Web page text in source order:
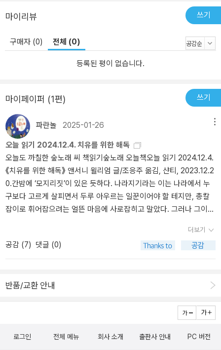
기업이 만들어낸 것이 아니다. 기계로 셀러리 주스를 많이 착즙한다
고 해서 주스 바에 엄청난 이익 사업이 되지도 않는다. 이러한 사업은
운영하기도 어렵고, 신선한 셀러리 주스는 확장이 쉽지도 않다. 셀러
리 주스가 이렇게 세상의 큰 사랑과 이목을 받는 이유는 (어떠한 욕심
에서 비롯된 것이 아니라) 명백한 결과에 있다”고 덧붙인다. 이러한
신이 직접 키를 쥐고 통제하며 이익을 만들어내려는 시도도 분명 있
을 수 있겠지만, 셀러리 주스에 첨가물을 넣거나 알약으로 제조하는
등의 시도는 의미 없다고 저자는 잘라 말한다. 왜냐하면 순수한 셀러
리 주스라야 효과가 있기 때문이다. 같은 측면에서, 추천문을 쓴 기네
스 팰트로Gwyneth Paltrow(배우)의 말은 새겨볼 만하다. “자가면역
질환 치료와 같이 앤서니가 집중하는 많은 일이 올바르고 진실하다고
느껴진다. 더 훌륭한 것은 그가 추천하는 프로토콜들이 자연스럽고
누구나 쉽게 따라할 수 있다는 점이다.” 어쩌면 누구나 쉽게 따라할
수 있는 자연스러운 것이어서, 또 너무나 흔한 채소여서 사람들은 오
히려 의심하는지도 모르겠다. 반면 그 때문에 효과를 경험한 사람들
은 더 기꺼이 나서서 자신의 경험을 나눠주는지도! “셀러리에 대한 고
정 관념과 셀러리 주스의 기원을 향한 의심의 마음, ‘얼핏 보기에 권위
있는’ 기관 등에 의해 체계적으로 검증과 승인을 거친 듯 보이는 것들
로 고통을 겪는 사람들뿐 아니라 그들을 치유하는 최일선의 의료인과
치유자들에게도 깊은 영감을 줄 것이다. 실제로 미국은 물론 세계 각
국의 수많은 의사들이 진료실에서 이 책을 비롯한 그의 ‘메디컬 미디
엄 시리즈’ 책들을 참고하고 있으며, 앤서니 자신도 이 책들이 출판되
마이리뷰 쓰기
구매자 (0) 전체 (0)
등록된 평이 없습니다.
마이페이퍼 (1편) 쓰기
파란놀 2025-01-26
오늘 읽기 2024.12.4. 치유를 위한 해독
오늘도 까칠한 숲노래 씨 책읽기숲노래 오늘책오늘 읽기 2024.12.4.
《치유를 위한 해독》 앤서니 윌리엄 글/조응주 옮김, 샨티, 2023.12.2
0.간밤에 ‘모지리짓’이 있은 듯하다. 나라지기라는 이는 나라에서 누
구보다 고르게 살피면서 두루 아우르는 일꾼이어야 할 테지만, 총칼
잡이로 휘어잡으려는 얼뜬 마음에 사로잡히고 말았다. 그러나 그이뿐
을 안 내세우는 이가 몇일까? 우리나라는 갈수록 ‘어깨동무(민주주
의)’를 잊는다. 어깨동무는 ‘이야기(대화) + 어울림(타협)’이라고 하
지만, 왼오른이 서로 이야기를 안 할 뿐 아니라, 둘이 한 발짝이건 열
(숫자)를 앞세워서 혼자 차지하거나 거머쥐려는 담벼락이 높다. 《치
는 대로 몸씻이를 해볼 만하다. 다만, 이 책은 우리나라 터전이나 살림
다와 바람과 날씨와 해와 별빛에 따라서 다르다. 이 땅에는 이 땅에 맞
더보기
공감 (7) 댓글 (0)
반품/교환 안내
로그인 전체 메뉴 회사 소개 출판사 안내 PC 버전